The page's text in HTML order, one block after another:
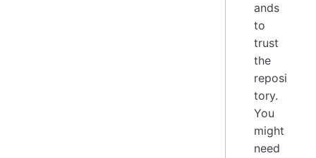
ands
to
trust
the
reposi
tory.
You
might
need